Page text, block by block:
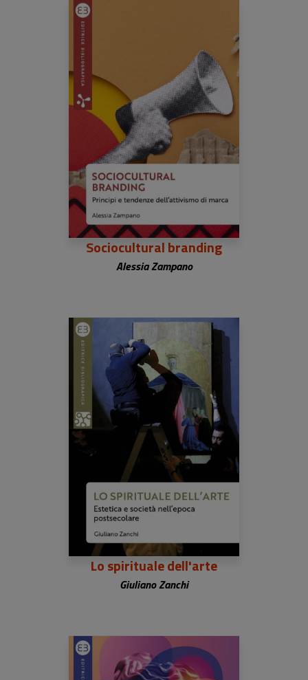
Sociocultural branding
Alessia Zampano
Lo spirituale dell'arte
Giuliano Zanchi